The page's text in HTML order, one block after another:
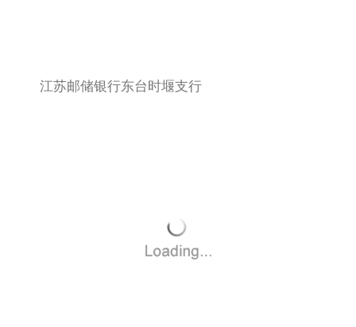
江苏邮储银行东台时堰支行